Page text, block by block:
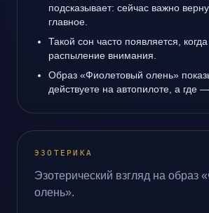
подсказывает: сейчас важно
главное.
Такой сон часто появляется,
распыление внимания.
Образ «Фиолетовый олень»
действуете на автопилоте, а где
ЭЗОТЕРИКА
Эзотерический взгляд на образ
олень».